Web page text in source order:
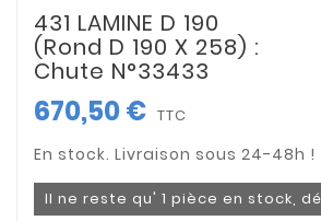
431 LAMINE D 190
(Rond D 190 X 258) :
Chute N°33433
670,50 € TTC
Il ne reste qu' 1 pièce en stock,